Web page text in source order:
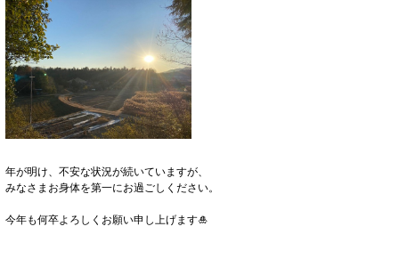
年が明け、不安な状況が続いていますが、
みなさまお身体を第一にお過ごしください。
今年も何卒よろしくお願い申し上げます🎍